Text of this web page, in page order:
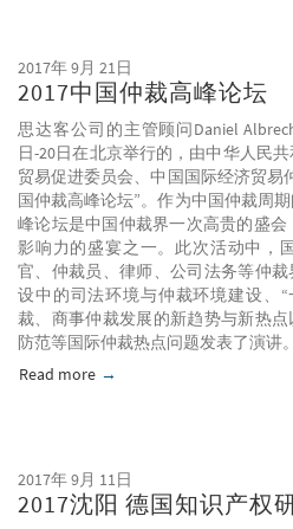
2017年 9月 21日
2017中国仲裁高峰论坛
思达客公司的主管顾问Daniel
日-20日在北京举行的，由中华人民
贸易促进委员会、中国国际经济贸易
国仲裁高峰论坛”。作为中国仲裁周
峰论坛是中国仲裁界一次高贵的盛
影响力的盛宴之一。此次活动中，
官、仲裁员、律师、公司法务等仲
设中的司法环境与仲裁环境建设、
裁、商事仲裁发展的新趋势与新热
防范等国际仲裁热点问题发表了演讲。
Read more about 2017中国仲裁高峰论
2017年 9月 11日
2017沈阳 德国知识产权